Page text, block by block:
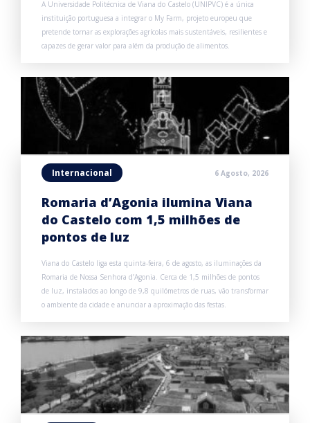
A Universidade Politécnica de Viana do Castelo (UNIPVC) é a única
instituição portuguesa a integrar o My Farm, projeto europeu que
pretende tornar as explorações agrícolas mais sustentáveis, resilientes e
capazes de gerar valor para além da produção de alimentos.
Internacional 6 Agosto, 2026
Romaria d’Agonia ilumina Viana
do Castelo com 1,5 milhões de
pontos de luz
Viana do Castelo liga esta quinta-feira, 6 de agosto, as iluminações da
Romaria de Nossa Senhora d’Agonia. Cerca de 1,5 milhões de pontos
de luz, instalados ao longo de 9,8 quilómetros de ruas, vão transformar
o ambiente da cidade e anunciar a aproximação das festas.